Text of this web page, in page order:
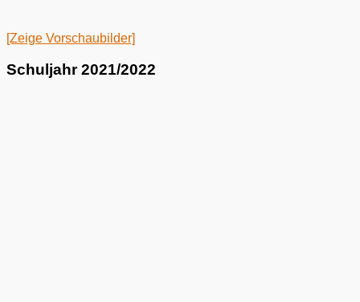
[Zeige Vorschaubilder]
Schuljahr 2021/2022